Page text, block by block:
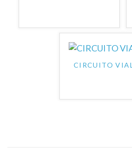
CIRCUITO VIAL